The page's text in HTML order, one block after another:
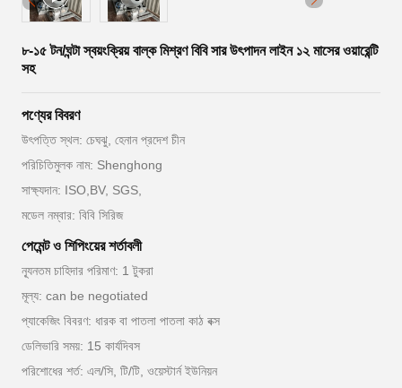
৮-১৫ টন/ঘন্টা স্বয়ংক্রিয় বাল্ক মিশ্রণ বিবি সার উৎপাদন লাইন ১২ মাসের ওয়ারেন্টি
সহ
পণ্যের বিবরণ
উৎপত্তি স্থল: চেঘঝু, হেনান প্রদেশ চীন
পরিচিতিমুলক নাম: Shenghong
সাক্ষ্যদান: ISO,BV, SGS,
মডেল নম্বার: বিবি সিরিজ
পেমেন্ট ও শিপিংয়ের শর্তাবলী
ন্যূনতম চাহিদার পরিমাণ: 1 টুকরা
মূল্য: can be negotiated
প্যাকেজিং বিবরণ: ধারক বা পাতলা পাতলা কাঠ বক্স
ডেলিভারি সময়: 15 কার্যদিবস
পরিশোধের শর্ত: এল/সি, টি/টি, ওয়েস্টার্ন ইউনিয়ন